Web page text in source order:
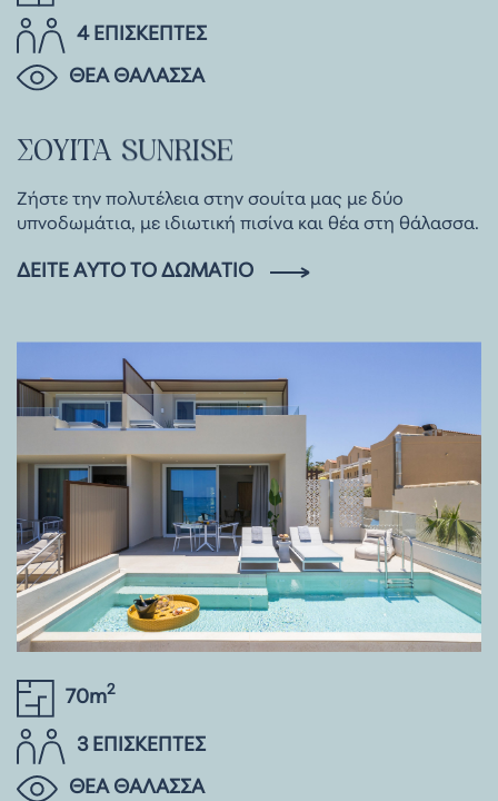
4 ΕΠΙΣΚΕΠΤΕΣ
ΘΕΑ ΘΑΛΑΣΣΑ
ΣΟΥΊΤΑ SUNRISE
Ζήστε την πολυτέλεια στην σουίτα μας με δύο
υπνοδωμάτια, με ιδιωτική πισίνα και θέα στη θάλασσα.
ΔΕΊΤΕ ΑΥΤΌ ΤΟ ΔΩΜΆΤΙΟ
70m2
3 ΕΠΙΣΚΕΠΤΕΣ
ΘΕΑ ΘΑΛΑΣΣΑ